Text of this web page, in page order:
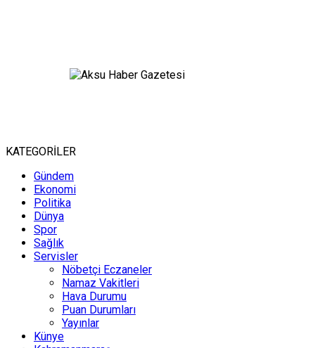
KATEGORİLER
Gündem
Ekonomi
Politika
Dünya
Spor
Sağlık
Servisler
Nöbetçi Eczaneler
Namaz Vakitleri
Hava Durumu
Puan Durumları
Yayınlar
Künye